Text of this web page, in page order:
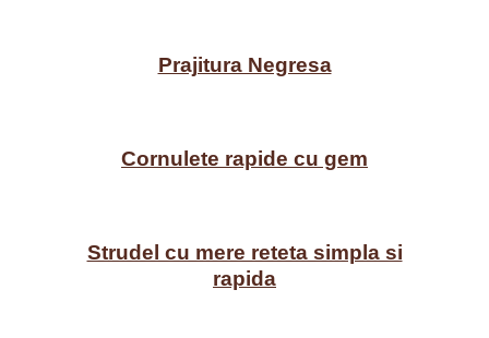
Prajitura Negresa
Cornulete rapide cu gem
Strudel cu mere reteta simpla si
rapida